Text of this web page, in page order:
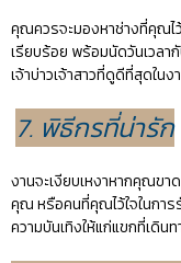
คุณควรจะมองหาช่างที่คุณไ
เรียบร้อย พร้อมนัดวันเวลา
เจ้าบ่าวเจ้าสาวที่ดูดีที่สุดในง
7. พิธีกรที่น่ารัก
งานจะเงียบเหงาหากคุณข
คุณ หรือคนที่คุณไว้ใจในก
ความบันเทิงให้แก่แขกที่เดิน